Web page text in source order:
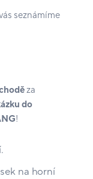
seznámíme
za
do
!
na horní